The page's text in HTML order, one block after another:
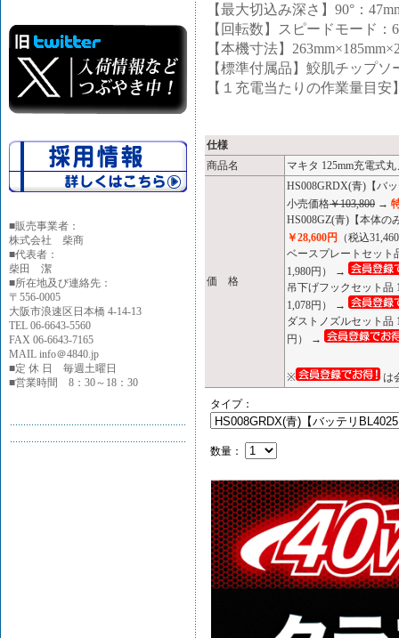
■販売事業者：
株式会社 柴商
■代表者：
柴田 潔
■所在地及び連絡先：
〒556-0005
大阪市浪速区日本橋 4-14-13
TEL 06-6643-5560
FAX 06-6643-7165
MAIL info＠4840.jp
■定 休 日 毎週土曜日
■営業時間 8：30～18：30
【最大切込み深さ】90°：
【回転数】スピードモード
【本機寸法】
【標準付属品】鮫肌チップ
【１充電当たりの作業量目
仕様
商品名
マキタ 125mm充電式
価 格
HS008GRDX(青)【バ
小売価格￥103,800 →
HS008GZ(青)【本体の
￥28,600円
（税込
ベースプレートセット
1,980円） →
吊下げフックセット品
1,078円） →
ダストノズルセット品
円） →
※ は
タイプ：
数量：